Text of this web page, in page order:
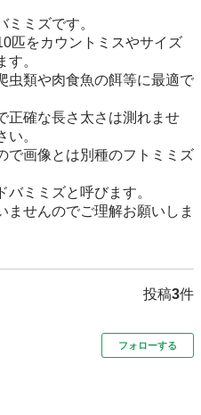
ミズです。
匹をカウントミスやサイズ
。
虫類や肉食魚の餌等に最適で
正確な長さ太さは測れませ
。
で画像とは別種のフトミミズ
ミミズと呼びます。
ませんのでご理解お願いしま
投稿3件
フォローする